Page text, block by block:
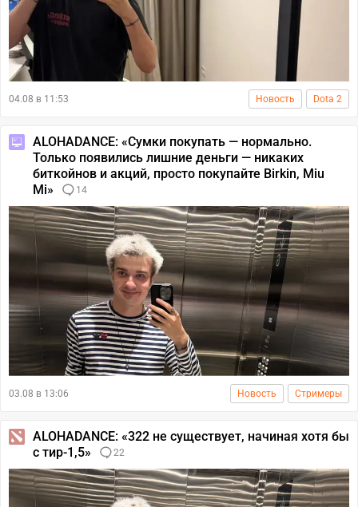
04.08 в 11:53 Новость Dota 2
ALOHADANCE: «Сумки покупать — нормально.
Только появились лишние деньги — никаких
биткойнов и акций, просто покупайте Birkin, Miu
Mi»
14
03.08 в 13:06 Новость Стримеры
ALOHADANCE: «322 не существует, начиная хотя бы
с тир-1,5»
22